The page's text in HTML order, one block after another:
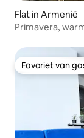
Flat in Armenië
Primavera,
Favoriet van
Favoriet van